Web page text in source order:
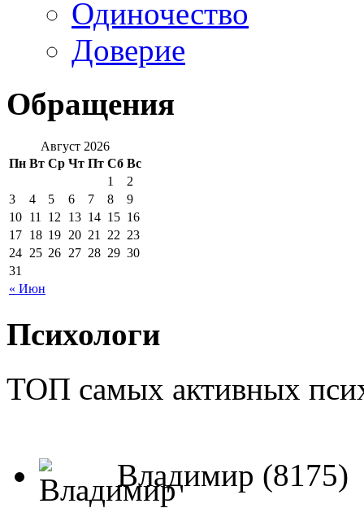
Одиночество
Доверие
Обращения
Август 2026
Пн Вт Ср Чт Пт Сб Вс
« Июн
1
2
3
4 5 6 7 8
9
10 11 12 13 14 15 16
17 18 19 20 21 22 23
24 25 26 27 28 29 30
31
Психологи
ТОП самых активных
Владимир (8175)